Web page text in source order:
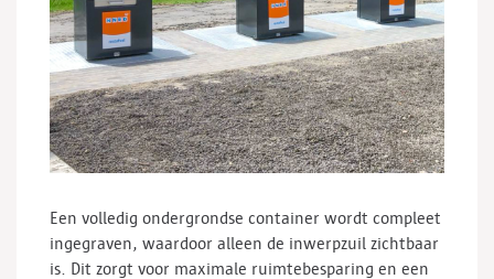
Een volledig ondergrondse container wordt compleet
ingegraven, waardoor alleen de inwerpzuil zichtbaar
is. Dit zorgt voor maximale ruimtebesparing en een